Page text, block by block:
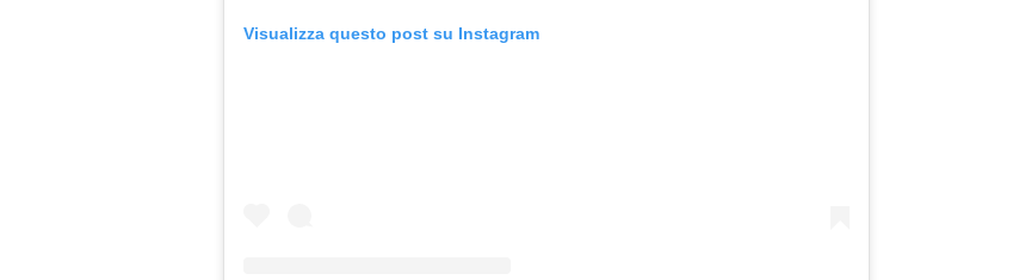
Visualizza questo post su Instagram